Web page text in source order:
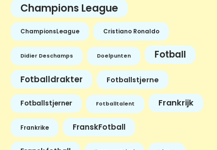
Champions League
ChampionsLeague Cristiano Ronaldo
Didier Deschamps Doelpunten Fotball
Fotballdrakter Fotballstjerne
Fotballstjerner Fotballtalent Frankrijk
Frankrike FranskFotball